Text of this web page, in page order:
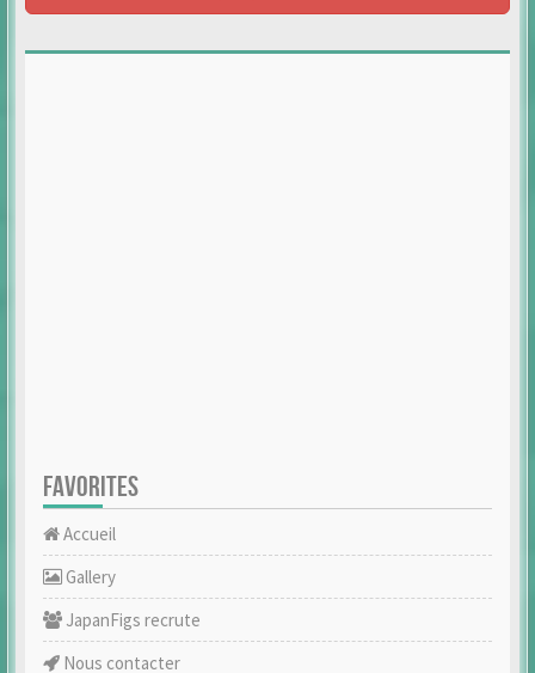
FAVORITES
Accueil
Gallery
JapanFigs recrute
Nous contacter